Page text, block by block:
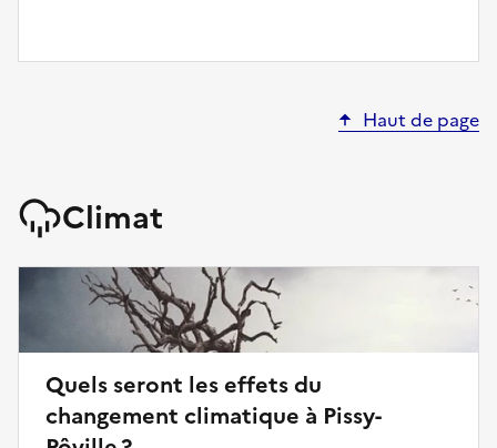
Haut de page
Climat
Quels seront les effets du
changement climatique à Pissy-